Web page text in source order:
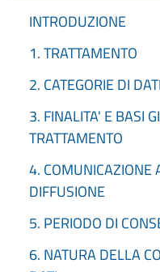
INTRODUZIONE
1. TRATTAMENTO
2. CATEGORIE DI
3. FINALITA' E BASI
TRATTAMENTO
4. COMUNICAZIONE
DIFFUSIONE
5. PERIODO DI
6. NATURA DELLA